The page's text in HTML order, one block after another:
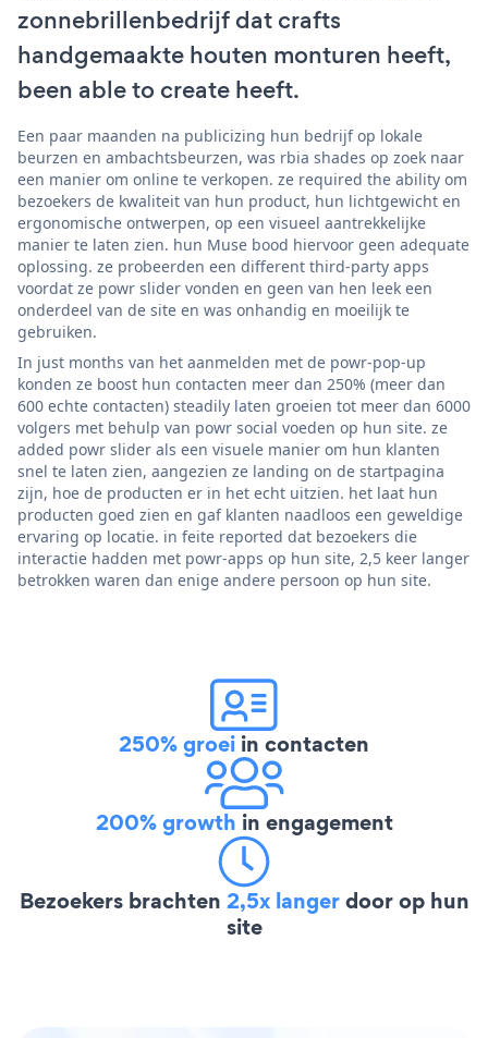
zonnebrillenbedrijf dat crafts
handgemaakte houten monturen heeft,
been able to create heeft.
Een paar maanden na publicizing hun bedrijf op lokale
beurzen en ambachtsbeurzen, was rbia shades op zoek naar
een manier om online te verkopen. ze required the ability om
bezoekers de kwaliteit van hun product, hun lichtgewicht en
ergonomische ontwerpen, op een visueel aantrekkelijke
manier te laten zien. hun Muse bood hiervoor geen adequate
oplossing. ze probeerden een different third-party apps
voordat ze powr slider vonden en geen van hen leek een
onderdeel van de site en was onhandig en moeilijk te
gebruiken.
In just months van het aanmelden met de powr-pop-up
konden ze boost hun contacten meer dan 250% (meer dan
600 echte contacten) steadily laten groeien tot meer dan 6000
volgers met behulp van powr social voeden op hun site. ze
added powr slider als een visuele manier om hun klanten
snel te laten zien, aangezien ze landing on de startpagina
zijn, hoe de producten er in het echt uitzien. het laat hun
producten goed zien en gaf klanten naadloos een geweldige
ervaring op locatie. in feite reported dat bezoekers die
interactie hadden met powr-apps op hun site, 2,5 keer langer
betrokken waren dan enige andere persoon op hun site.
250% groei in contacten
200% growth in engagement
Bezoekers brachten 2,5x langerdoor op hun
site